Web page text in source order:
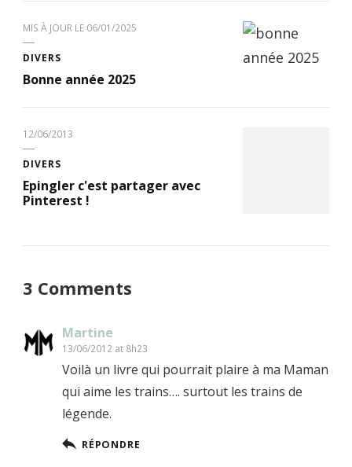
MIS À JOUR LE 06/01/2025
DIVERS
Bonne année 2025
12/06/2013
DIVERS
Epingler c'est partager avec
Pinterest !
3 Comments
Martine
13/06/2012 at 8h23
Voilà un livre qui pourrait plaire à ma Maman
qui aime les trains…. surtout les trains de
légende.
RÉPONDRE